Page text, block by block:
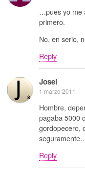
…pues yo me
primero.
No, en serio,
Reply
Josei
1 marzo 2011
Hombre,
pagaba 5000
gordopecero,
Reply